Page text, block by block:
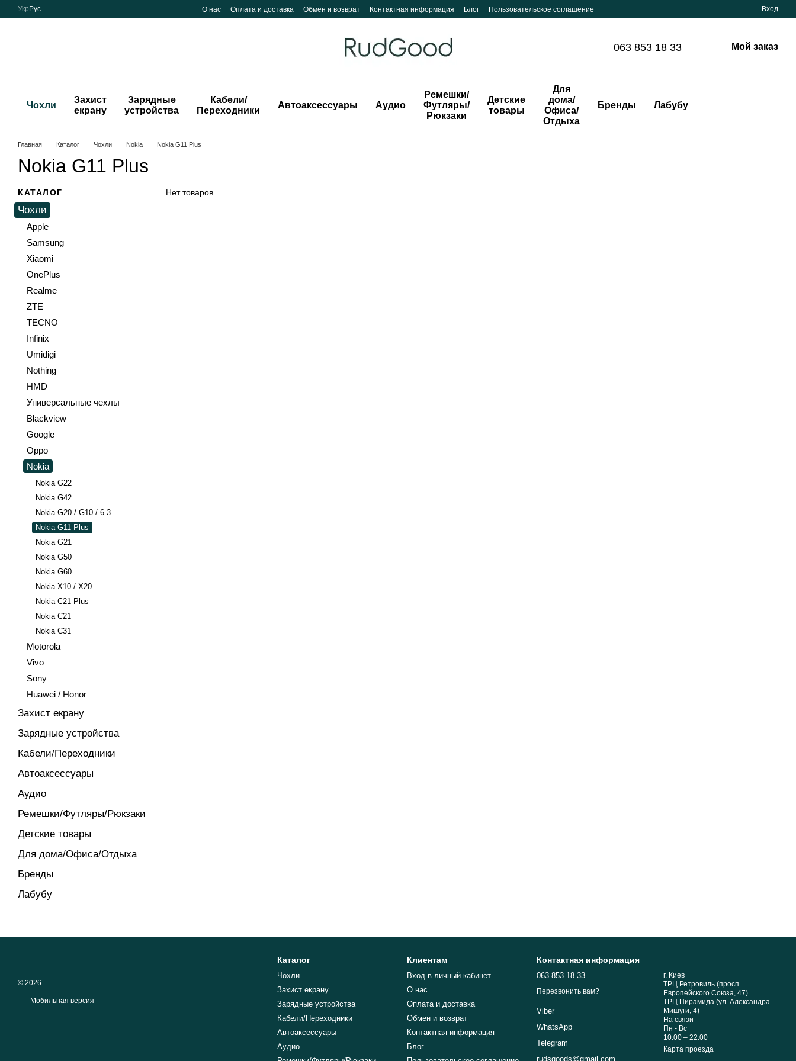
Перейти к основному контенту
Укр Рус О нас Оплата и доставка Обмен и возврат Контактная информация Блог Пользовательское соглашение Вход
063 853 18 33 Мой заказ
Чохли
Захист
екрану
Зарядные
устройства
Кабели/
Переходники
Автоаксессуары Аудио
Ремешки/
Футляры/
Рюкзаки
Детские
товары
Для
дома/
Офиса/
Отдыха
Бренды Лабубу
Главная Каталог Чохли Nokia Nokia G11 Plus
Nokia G11 Plus
Нет товаров
КАТАЛОГ
Чохли
Apple
Samsung
Xiaomi
OnePlus
Realme
ZTE
TECNO
Infinix
Umidigi
Nothing
HMD
Универсальные чехлы
Blackview
Google
Oppo
Nokia
Nokia G22
Nokia G42
Nokia G20 / G10 / 6.3
Nokia G11 Plus
Nokia G21
Nokia G50
Nokia G60
Nokia X10 / X20
Nokia C21 Plus
Nokia C21
Nokia C31
Motorola
Vivo
Sony
Huawei / Honor
Захист екрану
Зарядные устройства
Кабели/Переходники
Автоаксессуары
Аудио
Ремешки/Футляры/Рюкзаки
Детские товары
Для дома/Офиса/Отдыха
Бренды
Лабубу
© 2026
Мобильная версия
Каталог
Чохли
Захист екрану
Зарядные устройства
Кабели/Переходники
Автоаксессуары
Аудио
Клиентам
Вход в личный кабинет
О нас
Оплата и доставка
Обмен и возврат
Контактная информация
Блог
Контактная информация
063 853 18 33
Перезвонить вам?
Viber
WhatsApp
Telegram
rudsgoods@gmail.com
г. Киев
ТРЦ Ретровиль (просп.
Европейского Союза, 47)
ТРЦ Пирамида (ул. Александра
Мишуги, 4)
На связи
Пн - Вс
10:00 – 22:00
Карта проезда